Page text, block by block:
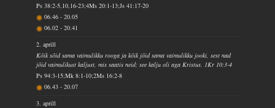
Ps 38:2-5,10,16-23;4Ms 20:1-13;Js 41:17-20
06.46-20.05
06.02-20.41
2. aprill
Kõik sõid sama vaimulikku rooga ja kõik jõid sama vaimulikku jooki, sest nad
jõid vaimulikust kaljust, mis saatis neid; see kalju oli aga Kristus. 1Kr 10:3-4
Ps 94:3-15;Mk 8:1-10;2Ms 16:2-8
06.43-20.07
3. aprill